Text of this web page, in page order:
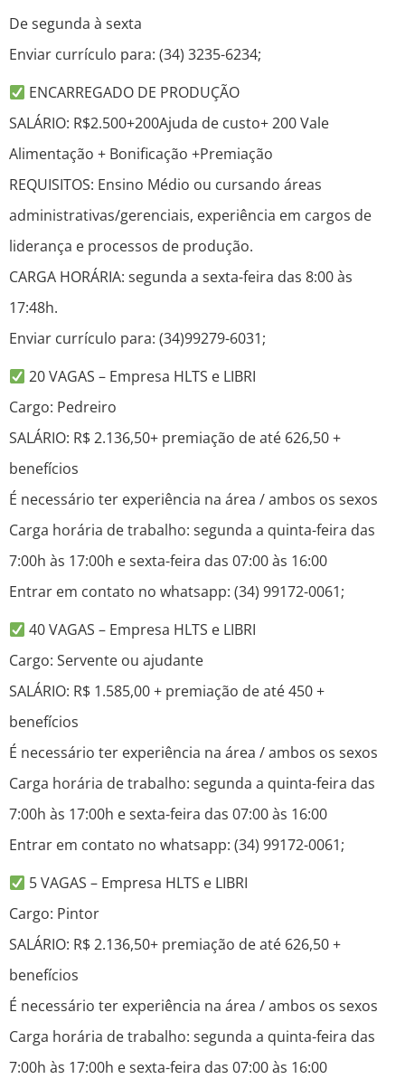
De segunda à sexta
Enviar currículo para: (34) 3235-6234;
ENCARREGADO DE PRODUÇÃO
SALÁRIO: R$2.500+200Ajuda de custo+ 200 Vale
Alimentação + Bonificação +Premiação
REQUISITOS: Ensino Médio ou cursando áreas
administrativas/gerenciais, experiência em cargos de
liderança e processos de produção.
CARGA HORÁRIA: segunda a sexta-feira das 8:00 às
17:48h.
Enviar currículo para: (34)99279-6031;
20 VAGAS – Empresa HLTS e LIBRI
Cargo: Pedreiro
SALÁRIO: R$ 2.136,50+ premiação de até 626,50 +
benefícios
É necessário ter experiência na área / ambos os sexos
Carga horária de trabalho: segunda a quinta-feira das
7:00h às 17:00h e sexta-feira das 07:00 às 16:00
Entrar em contato no whatsapp: (34) 99172-0061;
40 VAGAS – Empresa HLTS e LIBRI
Cargo: Servente ou ajudante
SALÁRIO: R$ 1.585,00 + premiação de até 450 +
benefícios
É necessário ter experiência na área / ambos os sexos
Carga horária de trabalho: segunda a quinta-feira das
7:00h às 17:00h e sexta-feira das 07:00 às 16:00
Entrar em contato no whatsapp: (34) 99172-0061;
5 VAGAS – Empresa HLTS e LIBRI
Cargo: Pintor
SALÁRIO: R$ 2.136,50+ premiação de até 626,50 +
benefícios
É necessário ter experiência na área / ambos os sexos
Carga horária de trabalho: segunda a quinta-feira das
7:00h às 17:00h e sexta-feira das 07:00 às 16:00